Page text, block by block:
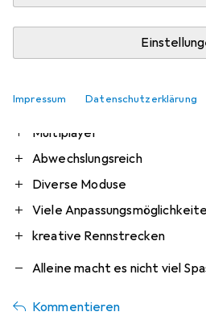
Impressum Datenschutzerklärung
Bestes Party Spiel
Eines der besten Mario Kart
Pro Auch unterwegs gut spielbar
Multiplayer
Abwechslungsreich
Diverse Moduse
Viele
kreative Rennstrecken
Contra
Alleine macht es nicht viel
Kommentieren